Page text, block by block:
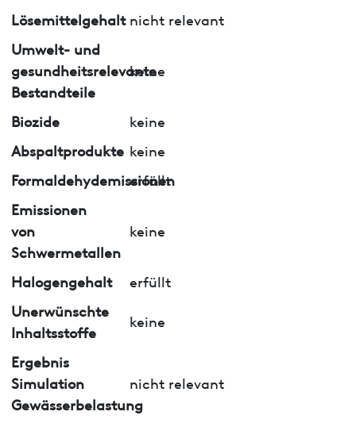
Lösemittelgehalt nicht relevant
Umwelt- und
gesundheitsrelevante
Bestandteile
keine
Biozide
keine
Abspaltprodukte keine
Formaldehydemissionen
erfüllt
Emissionen
von
Schwermetallen
keine
Halogengehalt
erfüllt
Unerwünschte
Inhaltsstoffe
keine
Ergebnis
Simulation
Gewässerbelastung
nicht relevant